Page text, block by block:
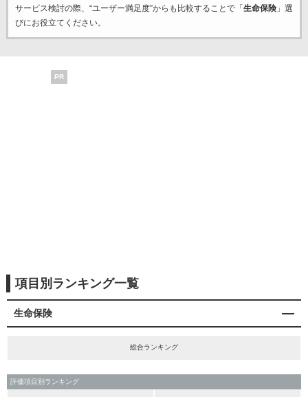
サービス検討の際、“ユーザー満足度”からも比較することで「 生命保険」選
びにお役立てください。
PR
項目別ランキング一覧
生命保険
総合ランキング
評価項目別ランキング